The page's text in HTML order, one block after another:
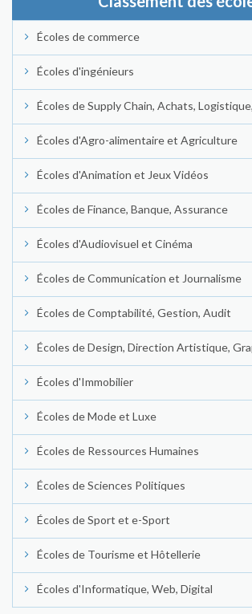
Écoles de commerce
Écoles d'ingénieurs
Écoles de Supply Chain, Achats,
Écoles d'Agro-alimentaire et Agriculture
Écoles d'Animation et Jeux Vidéos
Écoles de Finance, Banque, Assurance
Écoles d'Audiovisuel et Cinéma
Écoles de Communication et Journalisme
Écoles de Comptabilité, Gestion, Audit
Écoles de Design, Direction Artistique,
Écoles d'Immobilier
Écoles de Mode et Luxe
Écoles de Ressources Humaines
Écoles de Sciences Politiques
Écoles de Sport et e-Sport
Écoles de Tourisme et Hôtellerie
Écoles d'Informatique, Web, Digital